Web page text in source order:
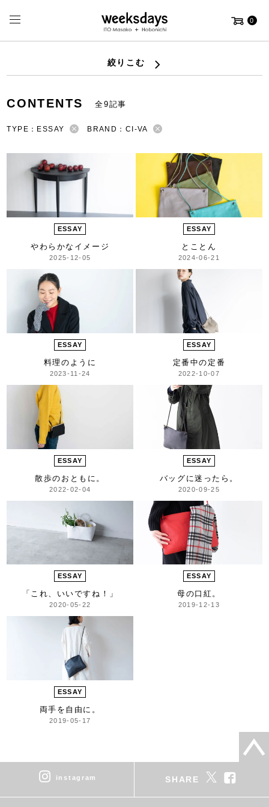
0
絞りこむ
CONTENTS 全9記事
TYPE：ESSAY BRAND：CI-VA
ESSAY
やわらかなイメージ
2025-12-05
ESSAY
とことん
2024-06-21
ESSAY
料理のように
2023-11-24
ESSAY
定番中の定番
2022-10-07
ESSAY
散歩のおともに。
2022-02-04
ESSAY
バッグに迷ったら。
2020-09-25
ESSAY
「これ、いいですね！」
2020-05-22
ESSAY
母の口紅。
2019-12-13
ESSAY
両手を自由に。
2019-05-17
instagram SHARE